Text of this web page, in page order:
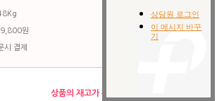
원
시 결제
상품의 재고가 부족하여 구매할 수 없습니다.